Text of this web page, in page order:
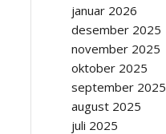
januar 2026
desember 2025
november 2025
oktober 2025
september 2025
august 2025
juli 2025